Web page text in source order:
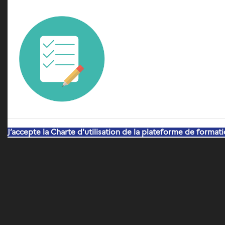
J’accepte la Charte d'utilisation de la plateforme de